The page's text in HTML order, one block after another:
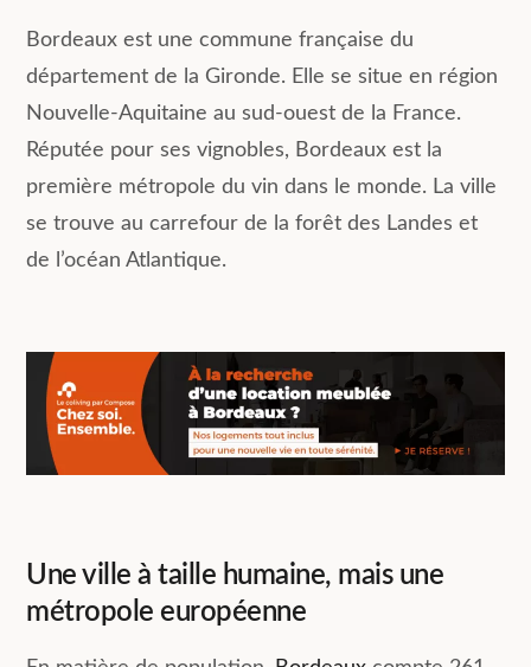
Bordeaux est une commune française du
département de la Gironde. Elle se situe en région
Nouvelle-Aquitaine au sud-ouest de la France.
Réputée pour ses vignobles, Bordeaux est la
première métropole du vin dans le monde. La ville
se trouve au carrefour de la forêt des Landes et
de l’océan Atlantique.
Une ville à taille humaine, mais une
métropole européenne